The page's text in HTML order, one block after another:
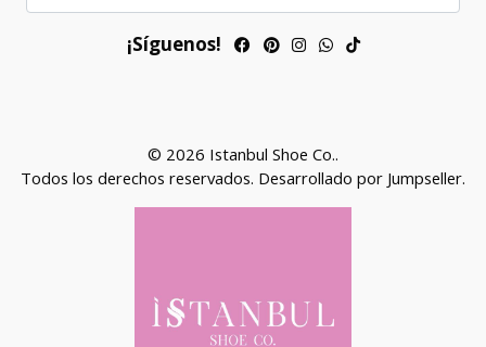
¡Síguenos!
© 2026 Istanbul Shoe Co..
Todos los derechos reservados. Desarrollado por Jumpseller.